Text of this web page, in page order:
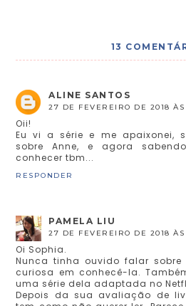
13
ALINE SANTOS
27 DE FEVEREIRO DE 2018 ÀS
Oii!
Eu vi a série e me apaixonei,
sobre Anne, e agora
conhecer tbm...
RESPONDER
PAMELA LIU
27 DE FEVEREIRO DE 2018 ÀS
Oi Sophia.
Nunca tinha ouvido falar sobre
curiosa em conhecê-la.
uma série dela adaptada no
Depois da sua avaliação de